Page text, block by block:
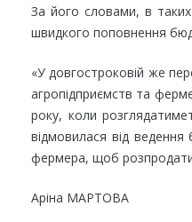
За його словами, в
швидкого поповнення
«У довгостроковій же
агропідприємств та
року, коли
відмовилася від ведення
фермера, щоб розпродати
Аріна МАРТОВА